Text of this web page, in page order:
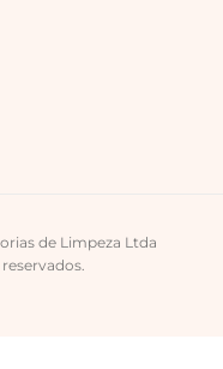
de Limpeza Ltda